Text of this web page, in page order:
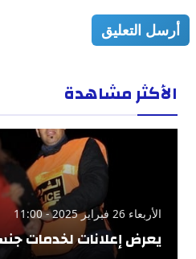
أرسل التعليق
الأكثر مشاهدة
الأربعاء 26 فبراير 2025 - 11:00
يعرض إعلانات لخدمات